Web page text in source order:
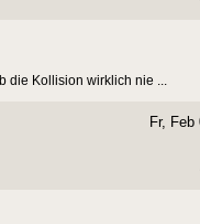
die Kollision wirklich nie ...
Fr, Feb